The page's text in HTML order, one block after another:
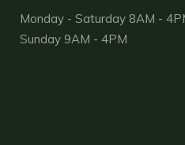
Monday - Saturday 8AM -
Sunday 9AM - 4PM